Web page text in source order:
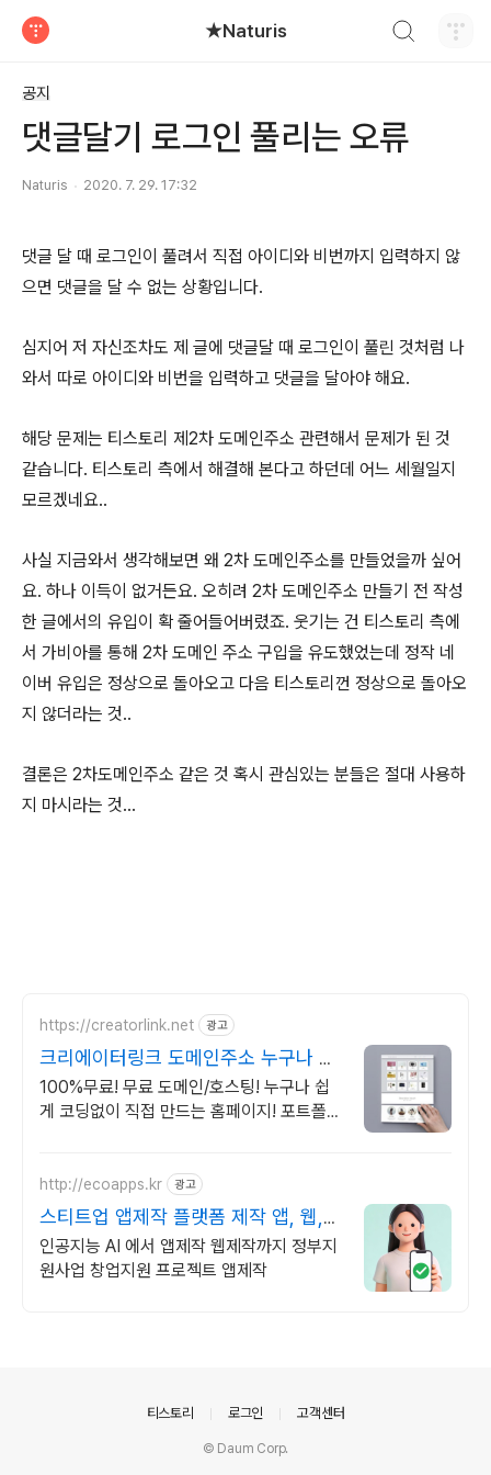
★Naturis
공지
댓글달기 로그인 풀리는 오류
Naturis 2020. 7. 29. 17:32
댓글 달 때 로그인이 풀려서 직접 아이디와 비번까지 입력하지 않
으면 댓글을 달 수 없는 상황입니다.
심지어 저 자신조차도 제 글에 댓글달 때 로그인이 풀린 것처럼 나
와서 따로 아이디와 비번을 입력하고 댓글을 달아야 해요.
해당 문제는 티스토리 제2차 도메인주소 관련해서 문제가 된 것
같습니다. 티스토리 측에서 해결해 본다고 하던데 어느 세월일지
모르겠네요..
사실 지금와서 생각해보면 왜 2차 도메인주소를 만들었을까 싶어
요. 하나 이득이 없거든요. 오히려 2차 도메인주소 만들기 전 작성
한 글에서의 유입이 확 줄어들어버렸죠. 웃기는 건 티스토리 측에
서 가비아를 통해 2차 도메인 주소 구입을 유도했었는데 정작 네
이버 유입은 정상으로 돌아오고 다음 티스토리껀 정상으로 돌아오
지 않더라는 것..
결론은 2차도메인주소 같은 것 혹시 관심있는 분들은 절대 사용하
지 마시라는 것...
https://creatorlink.net 광고
크리에이터링크 도메인주소 누구나 만
드는 홈페이지
100%무료! 무료 도메인/호스팅! 누구나 쉽
게 코딩없이 직접 만드는 홈페이지! 포트폴리
http://ecoapps.kr 광고
스티트업 앱제작 플랫폼 제작 앱, 웹,
인공지능,AI까지
인공지능 AI 에서 앱제작 웹제작까지 정부지
원사업 창업지원 프로젝트 앱제작
티스토리 로그인 고객센터
© Daum Corp.